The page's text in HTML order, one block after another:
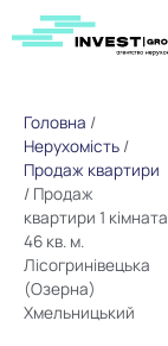
Головна /
Нерухомість /
Продаж квартири
/ Продаж
квартири 1 кімната
46 кв. м.
Лісогринівецька
(Озерна)
Хмельницький